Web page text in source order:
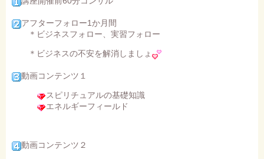
アフターフォロー1か月間
＊ビジネスフォロー、実習フォロー
＊ビジネスの不安を解消しましょ
動画コンテンツ１
スピリチュアルの基礎知識
エネルギーフィールド
動画コンテンツ２